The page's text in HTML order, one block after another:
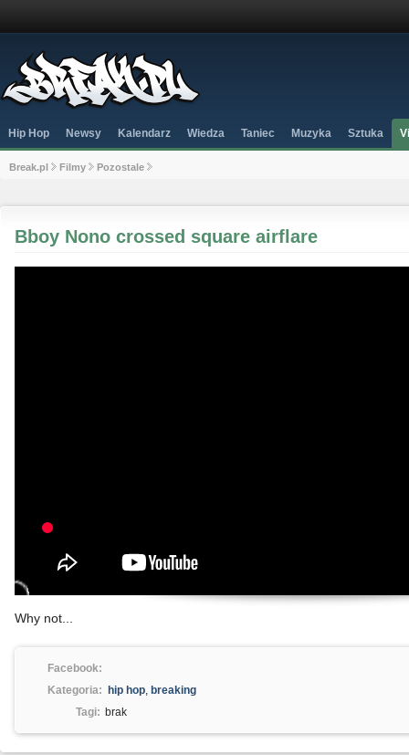
Hip Hop Newsy Kalendarz Wiedza Taniec Muzyka Sztuka
Break.pl Filmy Pozostale
Bboy Nono crossed square airflare
Why not...
Facebook:
Kategoria:
hip hop, breaking
Tagi: brak